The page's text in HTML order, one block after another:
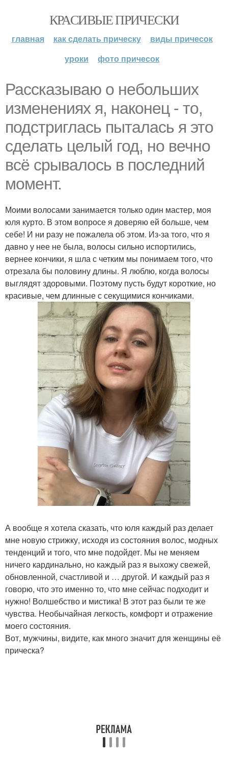
КРАСИВЫЕ ПРИЧЕСКИ
главная как сделать прическу
виды причесок
уроки
фото причесок
Рассказываю о небольших
изменениях я, наконец - то,
подстриглась пыталась я это
сделать целый год, но вечно
всё срывалось в последний
момент.
Моими волосами занимается только один мастер, моя
юля курто. В этом вопросе я доверяю ей больше, чем
себе! И ни разу не пожалела об этом. Из-за того, что я
давно у нее не была, волосы сильно испортились,
вернее кончики, я шла с четким мы понимаем того, что
отрезала бы половину длины. Я люблю, когда волосы
выглядят здоровыми. Поэтому пусть будут короткие, но
красивые, чем длинные с секущимися кончиками.
А вообще я хотела сказать, что юля каждый раз делает
мне новую стрижку, исходя из состояния волос, модных
тенденций и того, что мне подойдет. Мы не меняем
ничего кардинально, но каждый раз я выхожу свежей,
обновленной, счастливой и … другой. И каждый раз я
говорю, что это именно то, что мне сейчас подходит и
нужно! Волшебство и мистика! В этот раз были те же
чувства. Необычайная легкость, комфорт и отражение
моего состояния.
Вот, мужчины, видите, как много значит для женщины её
прическа?